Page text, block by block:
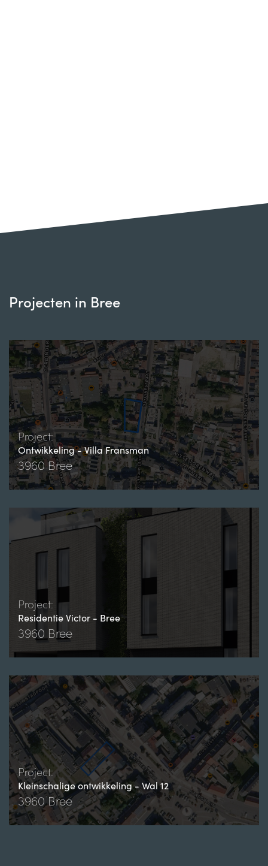
Projecten in Bree
Project:
Ontwikkeling - Villa Fransman
3960 Bree
Project:
Residentie Victor - Bree
3960 Bree
Project:
Kleinschalige ontwikkeling - Wal 12
3960 Bree